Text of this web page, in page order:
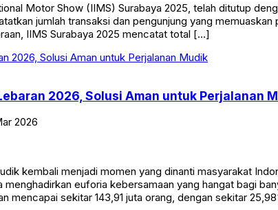
Motor Show (IIMS) Surabaya 2025, telah ditutup
jumlah transaksi dan pengunjung yang
IIMS Surabaya 2025 mencatat total […]
2026, Solusi Aman untuk Perjalanan
2026
kembali menjadi momen yang dinanti masyarakat
euforia kebersamaan yang hangat bagi
mencapai sekitar 143,91 juta orang, dengan sekitar